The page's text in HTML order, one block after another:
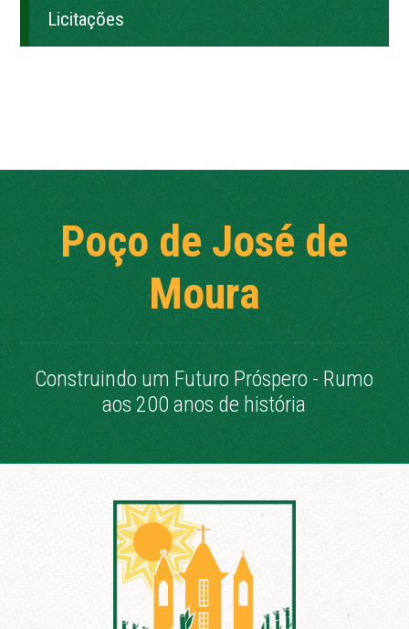
Licitações
Poço de José de
Moura
Construindo um Futuro Próspero - Rumo
aos 200 anos de história